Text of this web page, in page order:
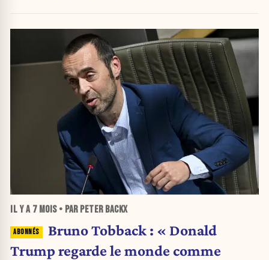
IL Y A 7 MOIS• PAR PETER BACKX
Bruno Tobback : « Donald
Trump regarde le monde comme